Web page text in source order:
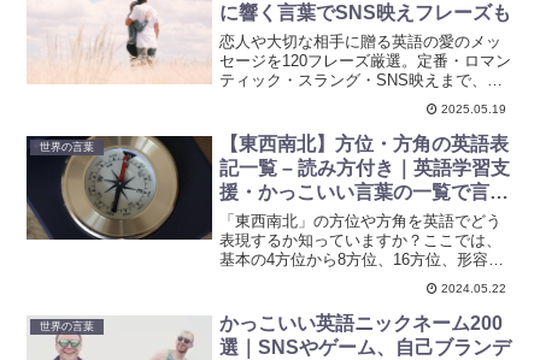
に響く言葉でSNS映えフレーズも
恋人や大切な相手に贈る英語の愛のメッ
セージを120フレーズ厳選。定番・ロマン
ティック・スラング・SNS映えまで、シ
2025.05.19
世界の言葉
【東西南北】方位・方角の英語表
記一覧 – 読み方付き｜英語学習支
援・かっこいい言葉の一覧で言語
学習も楽しく
「東西南北」の方位や方角を英語でどう
表現するか知っていますか？ここでは、
基本の4方位から8方位、16方位、形容詞
の使い方までを網羅した英語表記一覧を
紹介します。英語学習支援に最適なかっ
こいい言葉の一覧です。
2024.05.22
世界の言葉
かっこいい英語ニックネーム200
選｜SNSやゲーム、自己ブランデ